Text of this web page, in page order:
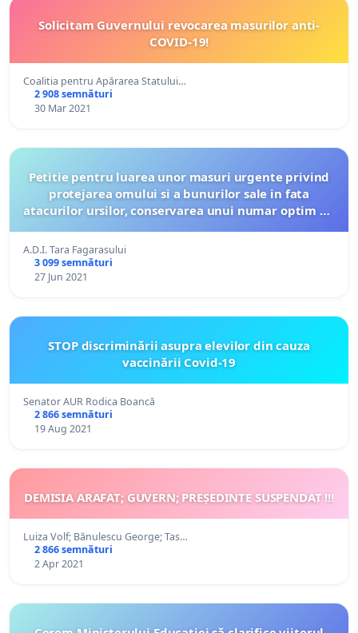
Solicitam Guvernului revocarea masurilor anti-
COVID-19!
Coalitia pentru Apărarea Statului…
2 908 semnături
30 Mar 2021
Petitie pentru luarea unor masuri urgente privind
protejarea omului si a bunurilor sale in fata
atacurilor ursilor, conservarea unui numar optim de
A.D.I. Tara Fagarasului
3 099 semnături
27 Jun 2021
STOP discriminării asupra elevilor din cauza
vaccinării Covid-19
Senator AUR Rodica Boancă
2 866 semnături
19 Aug 2021
DEMISIA ARAFAT; GUVERN; PREȘEDINTE SUSPENDAT !!!
Luiza Volf; Bănulescu George; Tas…
2 866 semnături
2 Apr 2021